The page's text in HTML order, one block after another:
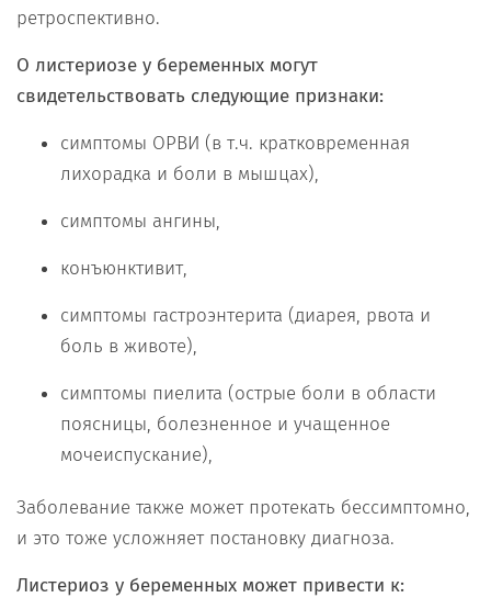
ретроспективно.
О листериозе у беременных могут
свидетельствовать следующие признаки:
симптомы ОРВИ (в т.ч. кратковременная
лихорадка и боли в мышцах),
симптомы ангины,
конъюнктивит,
симптомы гастроэнтерита (диарея, рвота и
боль в животе),
симптомы пиелита (острые боли в области
поясницы, болезненное и учащенное
мочеиспускание),
Заболевание также может протекать бессимптомно,
и это тоже усложняет постановку диагноза.
Листериоз у беременных может привести к: